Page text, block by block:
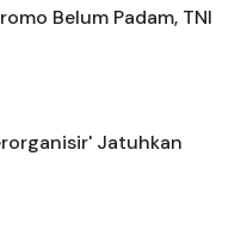
Belum Padam, TNI
Jatuhkan